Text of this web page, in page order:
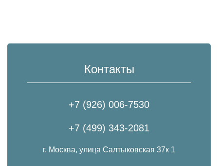
Контакты
+7 (926) 006-7530
+7 (499) 343-2081
г. Москва, улица Салтыковская 37к 1